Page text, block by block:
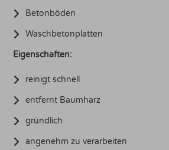
Betonböden
Waschbetonplatten
Eigenschaften:
reinigt schnell
entfernt Baumharz
gründlich
angenehm zu verarbeiten